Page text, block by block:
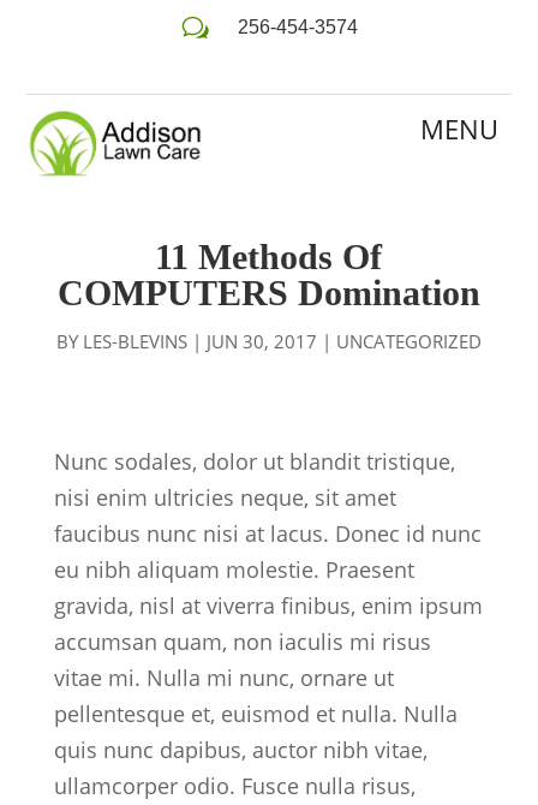
w 256-454-3574
11 Methods Of
COMPUTERS Domination
BY LES-BLEVINS| JUN 30, 2017 | UNCATEGORIZED
Nunc sodales, dolor ut blandit tristique,
nisi enim ultricies neque, sit amet
faucibus nunc nisi at lacus. Donec id nunc
eu nibh aliquam molestie. Praesent
gravida, nisl at viverra finibus, enim ipsum
accumsan quam, non iaculis mi risus
vitae mi. Nulla mi nunc, ornare ut
pellentesque et, euismod et nulla. Nulla
quis nunc dapibus, auctor nibh vitae,
ullamcorper odio. Fusce nulla risus,